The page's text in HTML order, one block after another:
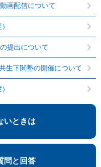
画配信について
提出について
生下関塾の開催について
いときは
問と回答